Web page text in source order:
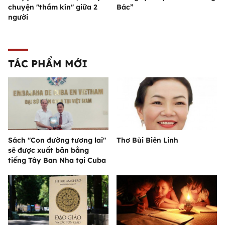
chuyện "thầm kín" giữa 2
người
Bác”
TÁC PHẨM MỚI
Sách "Con đường tương lai"
sẽ được xuất bản bằng
tiếng Tây Ban Nha tại Cuba
Thơ Bùi Biên Linh